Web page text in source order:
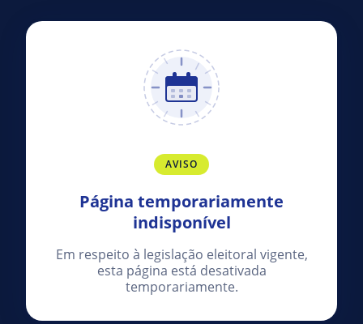
AVISO
Página temporariamente
indisponível
Em respeito à legislação eleitoral vigente,
esta página está desativada
temporariamente.